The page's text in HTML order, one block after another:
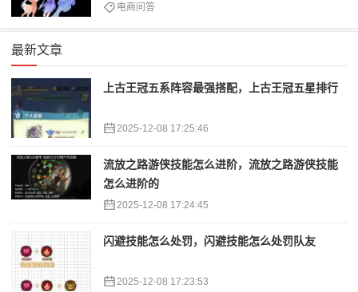
电商问答
最新文章
上古王冠五系阵容最强搭配，上古王冠五星排行
2025-12-08 17:25:46
流放之路游侠技能怎么进阶，流放之路游侠技能
怎么进阶的
2025-12-08 17:24:45
闪避技能怎么处罚，闪避技能怎么处罚队友
2025-12-08 17:23:53